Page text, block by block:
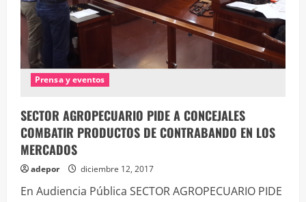
Prensa y eventos
SECTOR AGROPECUARIO PIDE A CONCEJALES
COMBATIR PRODUCTOS DE CONTRABANDO EN LOS
MERCADOS
adepor diciembre 12, 2017
En Audiencia Pública SECTOR AGROPECUARIO PIDE